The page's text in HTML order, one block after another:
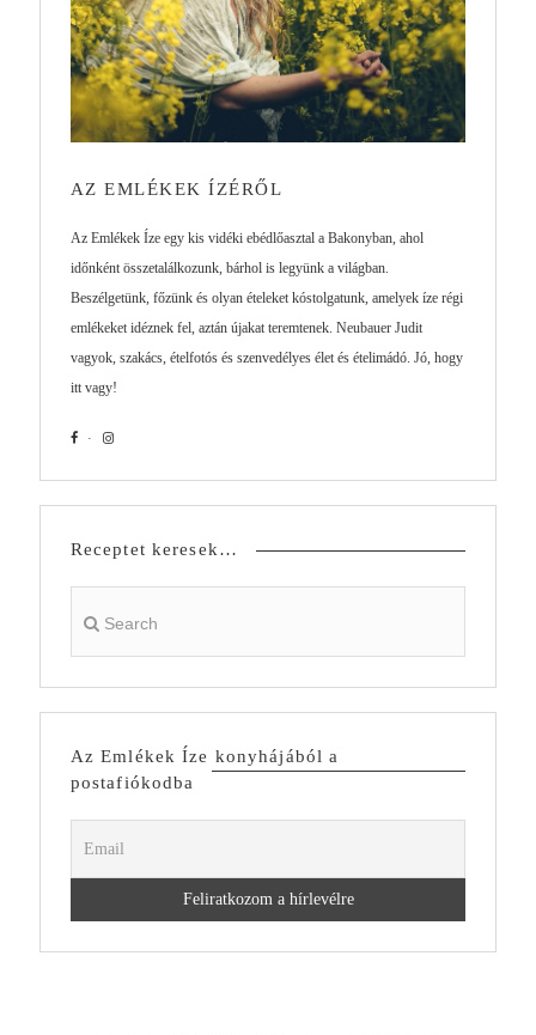
AZ EMLÉKEK ÍZÉRŐL
Az Emlékek Íze egy kis vidéki ebédlőasztal a Bakonyban, ahol
időnként összetalálkozunk, bárhol is legyünk a világban.
Beszélgetünk, főzünk és olyan ételeket kóstolgatunk, amelyek íze régi
emlékeket idéznek fel, aztán újakat teremtenek. Neubauer Judit
vagyok, szakács, ételfotós és szenvedélyes élet és ételimádó. Jó, hogy
itt vagy!
Receptet keresek…
Az Emlékek Íze konyhájából a
postafiókodba